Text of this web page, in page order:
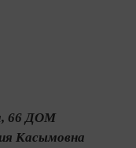
66 ДОМ
Касымовна